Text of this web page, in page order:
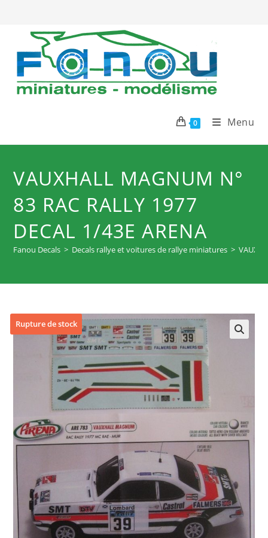
0 Menu
VAUXHALL MAGNUM N°
83 RAC RALLY 1977
DECAL 1/43E ARENA
Fanou Decals > Decals rallye et voitures de rallye miniatures >
Rupture de stock